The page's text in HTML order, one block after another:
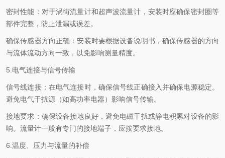
密封性能：对于涡街流量计和超声波流量计，安装时应确保密封圈等
部件完整，防止泄漏或误差。
确保传感器方向正确：安装时要根据设备说明书，确保传感器的方向
与流体流动方向一致，以免影响测量精度。
5.电气连接与信号传输
信号线连接：在电气连接时，确保信号线正确接入并确保电源稳定。
避免电气干扰源（如高功率电器）影响信号传输。
接地要求：确保设备接地良好，避免电磁干扰或静电积累对设备的影
响。流量计一般有专门的接地端子，应按要求接地。
6.温度、压力与流量的补偿